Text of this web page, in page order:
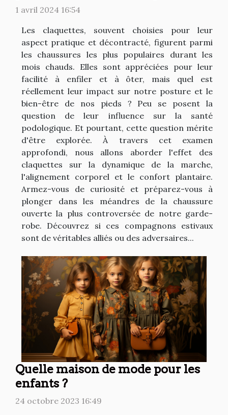
1 avril 2024 16:54
Les claquettes, souvent choisies pour leur
aspect pratique et décontracté, figurent parmi
les chaussures les plus populaires durant les
mois chauds. Elles sont appréciées pour leur
facilité à enfiler et à ôter, mais quel est
réellement leur impact sur notre posture et le
bien-être de nos pieds ? Peu se posent la
question de leur influence sur la santé
podologique. Et pourtant, cette question mérite
d'être explorée. À travers cet examen
approfondi, nous allons aborder l'effet des
claquettes sur la dynamique de la marche,
l'alignement corporel et le confort plantaire.
Armez-vous de curiosité et préparez-vous à
plonger dans les méandres de la chaussure
ouverte la plus controversée de notre garde-
robe. Découvrez si ces compagnons estivaux
sont de véritables alliés ou des adversaires...
Quelle maison de mode pour les
enfants ?
24 octobre 2023 16:49